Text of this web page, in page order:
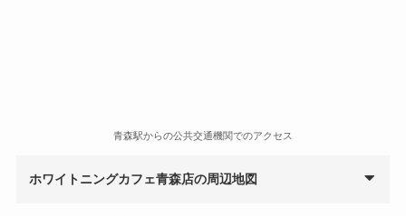
青森駅からの公共交通機関でのアクセス
ホワイトニングカフェ青森店の周辺地図